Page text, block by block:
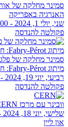
סמינר מחלקה של
האנרגיה באפריקה
שני, יולי 1, 2024 - 14:00
פקולטה להנדסה
מיתוג Fabry-Pérot: חקירה תיאורטית וניסויית
רביעי, יוני 19, 2024 -
פקולטה להנדסה
וובינר עם מרכז CERN העולמי לחקר חלקיקים
שלישי, יוני 18, 2024 -
און ליין